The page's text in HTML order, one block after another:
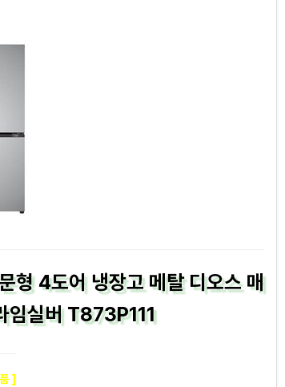
형 4도어 냉장고 메탈 디오스 매
임실버 T873P111
]